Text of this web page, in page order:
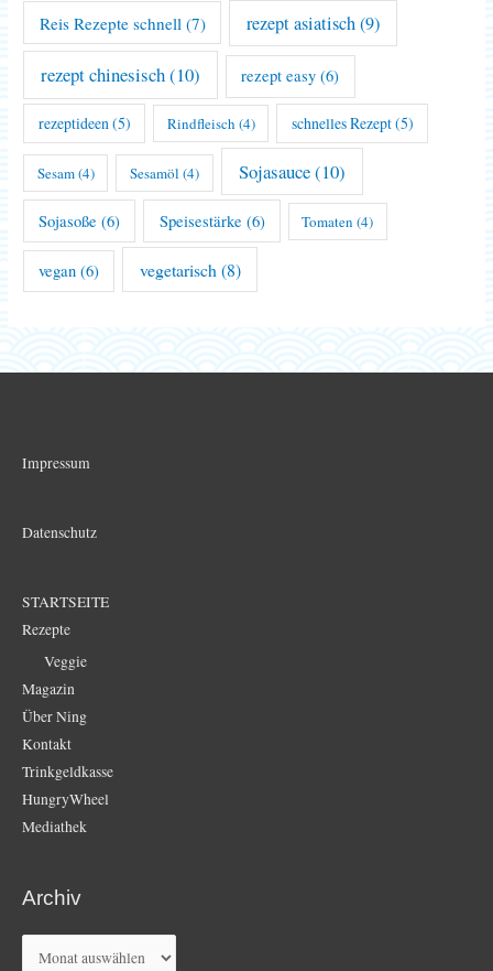
Reis Rezepte schnell (7) rezept asiatisch(9)
rezept chinesisch(10) rezept easy (6)
rezeptideen (5) Rindfleisch (4) schnelles Rezept(5)
Sesam(4) Sesamöl (4) Sojasauce(10)
Sojasoße (6) Speisestärke (6) Tomaten (4)
vegan (6) vegetarisch (8)
Impressum
Datenschutz
STARTSEITE
Rezepte
Veggie
Magazin
Über Ning
Kontakt
Trinkgeldkasse
HungryWheel
Mediathek
Archiv